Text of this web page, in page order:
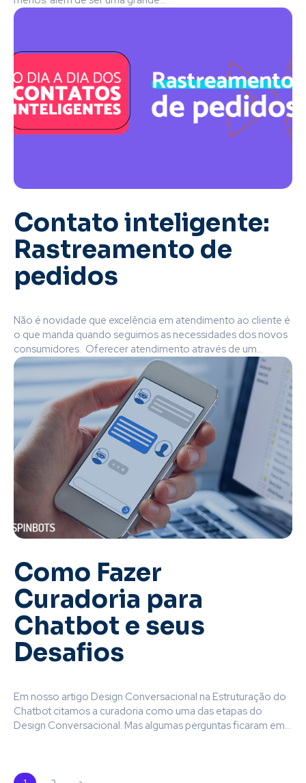
Contato inteligente:
Rastreamento de
pedidos
Não é novidade que excelência em atendimento ao cliente é
o que manda quando seguimos as necessidades dos novos
consumidores. Oferecer atendimento através de um...
Como Fazer
Curadoria para
Chatbot e seus
Desafios
Em nosso artigo Design Conversacional na Estruturação do
Chatbot citamos a curadoria como uma das etapas do
Design Conversacional. Mas algumas perguntas ficaram em...